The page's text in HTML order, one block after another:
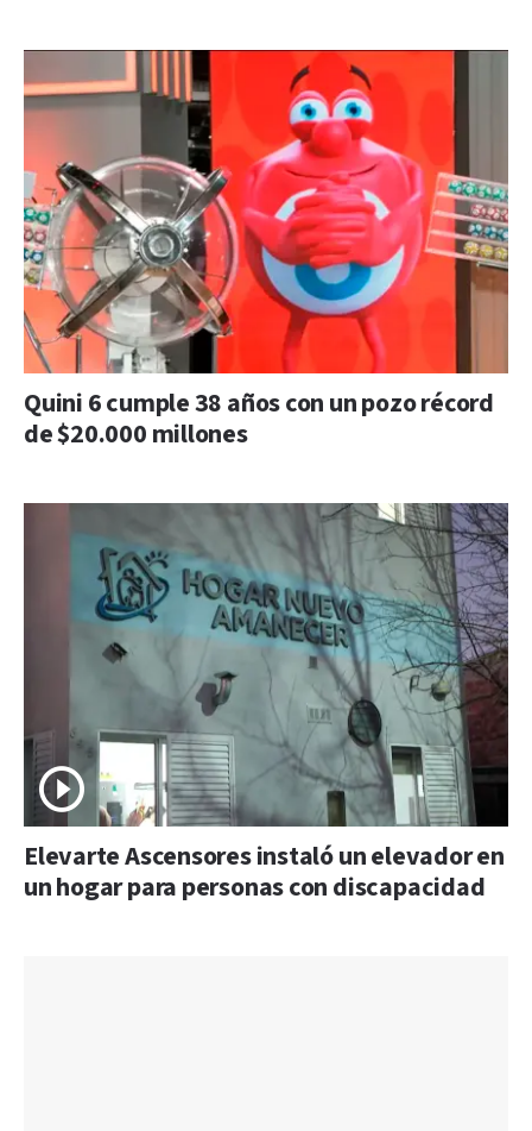
Quini 6 cumple 38 años con un pozo récord
de $20.000 millones
Elevarte Ascensores instaló un elevador en
un hogar para personas con discapacidad